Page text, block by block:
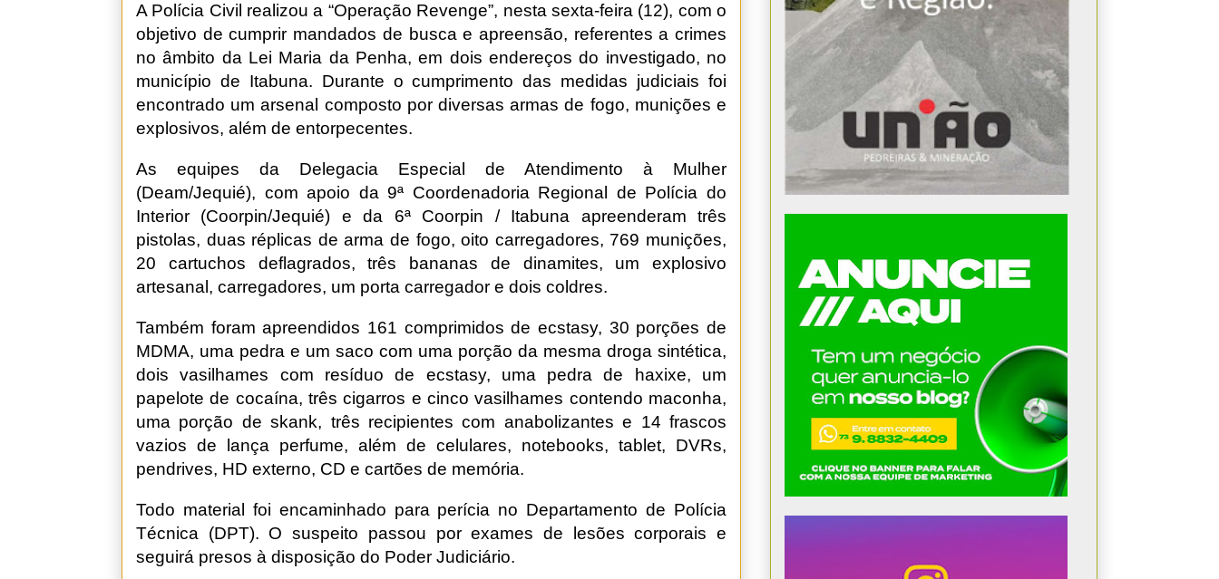
A Polícia Civil realizou a “Operação Revenge”, nesta sexta-feira (12), com o
objetivo de cumprir mandados de busca e apreensão, referentes a crimes
no âmbito da Lei Maria da Penha, em dois endereços do investigado, no
município de Itabuna. Durante o cumprimento das medidas judiciais foi
encontrado um arsenal composto por diversas armas de fogo, munições e
explosivos, além de entorpecentes.
As equipes da Delegacia Especial de Atendimento à Mulher
(Deam/Jequié), com apoio da 9ª Coordenadoria Regional de Polícia do
Interior (Coorpin/Jequié) e da 6ª Coorpin / Itabuna apreenderam três
pistolas, duas réplicas de arma de fogo, oito carregadores, 769 munições,
20 cartuchos deflagrados, três bananas de dinamites, um explosivo
artesanal, carregadores, um porta carregador e dois coldres.
Também foram apreendidos 161 comprimidos de ecstasy, 30 porções de
MDMA, uma pedra e um saco com uma porção da mesma droga sintética,
dois vasilhames com resíduo de ecstasy, uma pedra de haxixe, um
papelote de cocaína, três cigarros e cinco vasilhames contendo maconha,
uma porção de skank, três recipientes com anabolizantes e 14 frascos
vazios de lança perfume, além de celulares, notebooks, tablet, DVRs,
pendrives, HD externo, CD e cartões de memória.
Todo material foi encaminhado para perícia no Departamento de Polícia
Técnica (DPT). O suspeito passou por exames de lesões corporais e
seguirá presos à disposição do Poder Judiciário.